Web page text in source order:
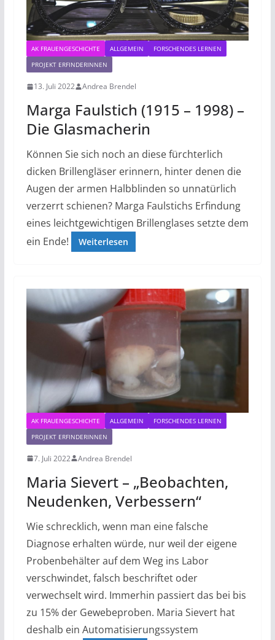
AK FRAUENGESCHICHTE ALLGEMEIN
FORSCHENDES LERNEN
PROJEKT ERFINDERINNEN
13. Juli 2022 Andrea Brendel
Marga Faulstich (1915 – 1998) –
Die Glasmacherin
Können Sie sich noch an diese fürchterlich
dicken Brillengläser erinnern, hinter denen die
Augen der armen Halbblinden so unnatürlich
verzerrt schienen? Marga Faulstichs Erfindung
eines leichtgewichtigen Brillenglases setzte dem
ein Ende!
Weiterlesen
AK FRAUENGESCHICHTE ALLGEMEIN
FORSCHENDES LERNEN
PROJEKT ERFINDERINNEN
7. Juli 2022 Andrea Brendel
Maria Sievert – „Beobachten,
Neudenken, Verbessern“
Wie schrecklich, wenn man eine falsche
Diagnose erhalten würde, nur weil der eigene
Probenbehälter auf dem Weg ins Labor
verschwindet, falsch beschriftet oder
verwechselt wird. Immerhin passiert das bei bis
zu 15% der Gewebeproben. Maria Sievert hat
deshalb ein Automatisierungssystem